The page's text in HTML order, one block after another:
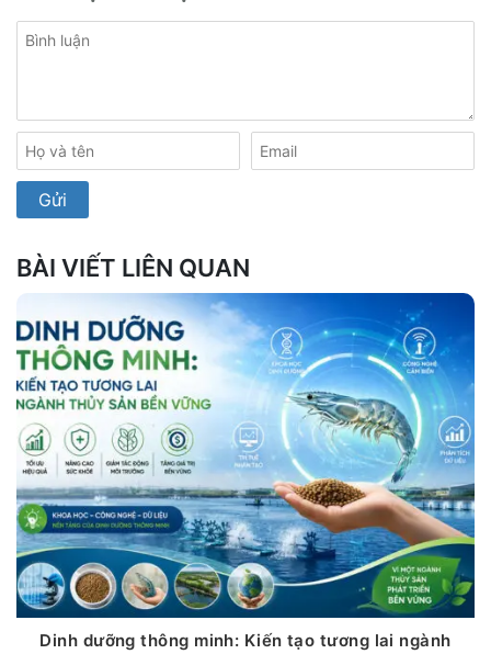
BÀI VIẾT LIÊN QUAN
Dinh dưỡng thông minh: Kiến tạo tương lai ngành